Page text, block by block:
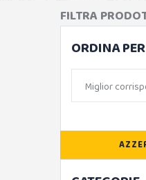
FILTRA
ORDINA PER